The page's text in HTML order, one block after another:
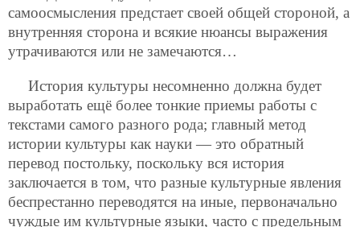
самоосмысления предстает своей общей стороной, а
внутренняя сторона и всякие нюансы выражения
утрачиваются или не замечаются…
История культуры несомненно должна будет
выработать ещё более тонкие приемы работы с
текстами самого разного рода; главный метод
истории культуры как науки — это обратный
перевод постольку, поскольку вся история
заключается в том, что разные культурные явления
беспрестанно переводятся на иные, первоначально
чуждые им культурные языки, часто с предельным